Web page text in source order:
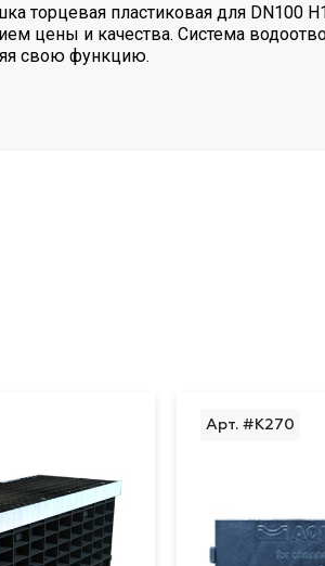
торцевая пластиковая для
цены и качества. Система
свою функцию.
Арт. #K270